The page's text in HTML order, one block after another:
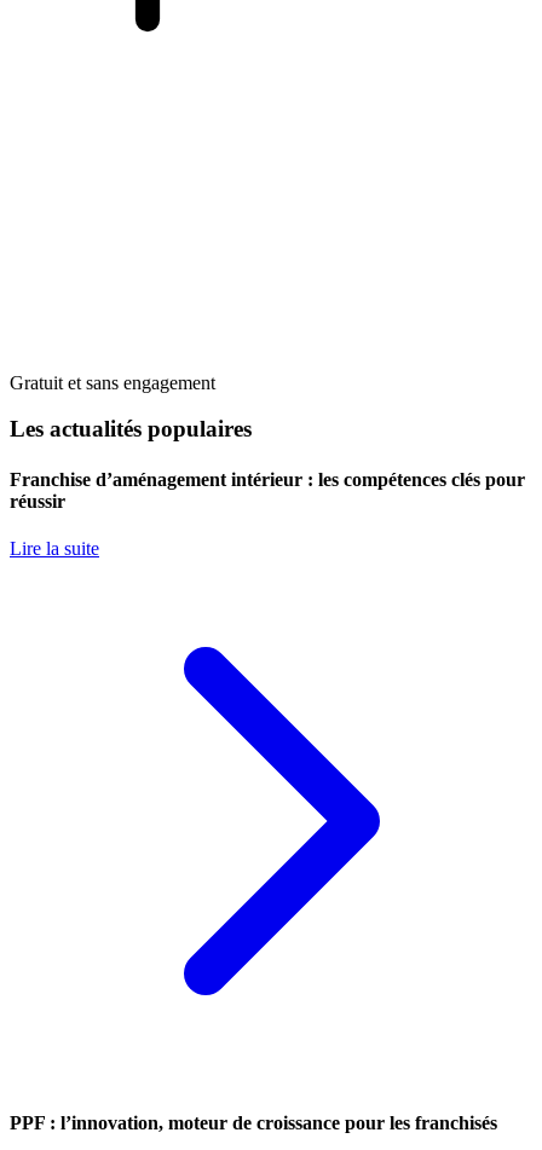
Gratuit et sans engagement
Les actualités populaires
Franchise d’aménagement intérieur : les compétences clés pour
réussir
Lire la suite
PPF : l’innovation, moteur de croissance pour les franchisés